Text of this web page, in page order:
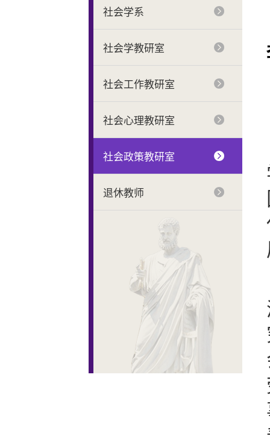
社会学系
社会学教研室
社会工作教研室
社会心理教研室
社会政策教研室
退休教师